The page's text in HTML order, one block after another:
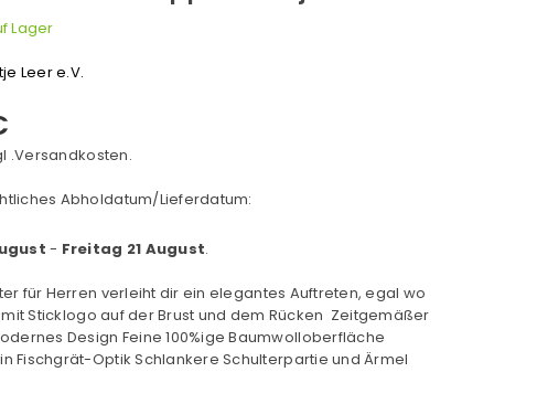
Lager
Leer e.V.
.Versandkosten.
Abholdatum/Lieferdatum:
- Freitag 21 August.
für Herren verleiht dir ein elegantes Auftreten, egal wo
Sticklogo auf der Brust und dem Rücken Zeitgemäßer
Design Feine 100%ige Baumwolloberfläche
Fischgrät-Optik Schlankere Schulterpartie und Ärmel